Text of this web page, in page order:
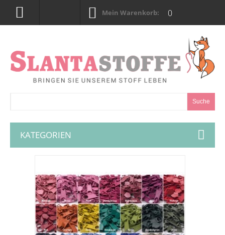
Mein Warenkorb: 0
Suche
KATEGORIEN